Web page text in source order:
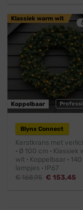
Klassiek warm wit
Koppelbaar
Blynx Connect
Kerstkrans met
· Ø 100 cm · Klassiek
wit · Koppelbaar · 140
lampjes · IP67
€168,95 € 153,45